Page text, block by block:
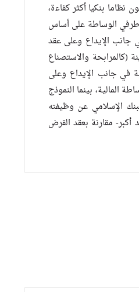
نظاما بنكيا أكثر كفاءة،
طرفي الوساطة على أساس
جانب الإيداع وعلى عقد
(كالمرابحة والاستصناع
في جانب الإيداع وعلى
المالية، بينما النموذج
الإسلامي عن وظيفته
مقارنة بعقد القرض